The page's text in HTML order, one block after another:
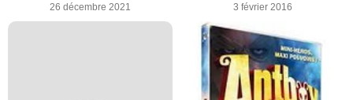
26 décembre 2021 3 février 2016